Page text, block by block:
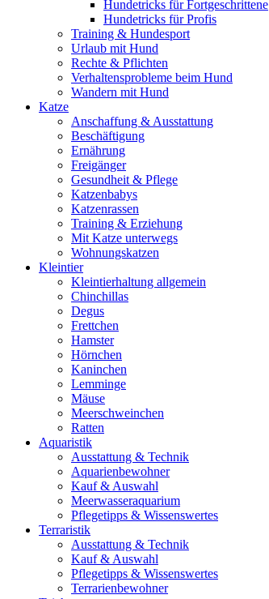
Hundetricks für Fortgeschrittene
Hundetricks für Profis
Training & Hundesport
Urlaub mit Hund
Rechte & Pflichten
Verhaltensprobleme beim Hund
Wandern mit Hund
Katze
Anschaffung & Ausstattung
Beschäftigung
Ernährung
Freigänger
Gesundheit & Pflege
Katzenbabys
Katzenrassen
Training & Erziehung
Mit Katze unterwegs
Wohnungskatzen
Kleintier
Kleintierhaltung allgemein
Chinchillas
Degus
Frettchen
Hamster
Hörnchen
Kaninchen
Lemminge
Mäuse
Meerschweinchen
Ratten
Aquaristik
Ausstattung & Technik
Aquarienbewohner
Kauf & Auswahl
Meerwasseraquarium
Pflegetipps & Wissenswertes
Terraristik
Ausstattung & Technik
Kauf & Auswahl
Pflegetipps & Wissenswertes
Terrarienbewohner